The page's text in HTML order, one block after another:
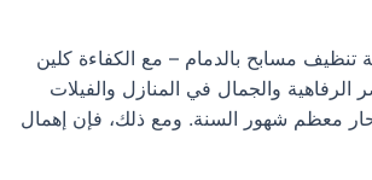
مسابح بالدمام – مع الكفاءة كلين
والجمال في المنازل والفيلات
معظم شهور السنة. ومع ذلك، فإن إهمال